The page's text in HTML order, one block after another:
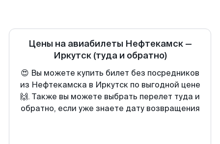
Цены на авиабилеты Нефтекамск—
Иркутск (туда и обратно)
😍 Вы можете купить билет без посредников
из Нефтекамска в Иркутск по выгодной цене
🙌. Также вы можете выбрать перелет туда и
обратно, если уже знаете дату возвращения